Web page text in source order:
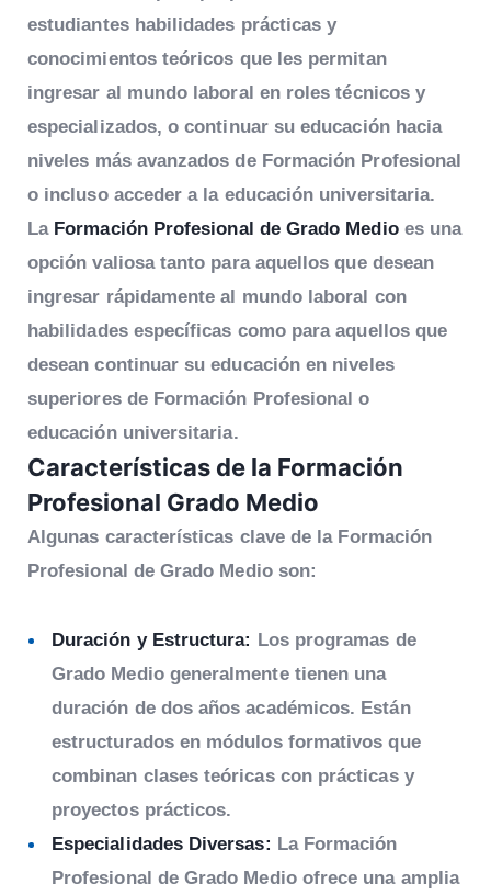
estudiantes habilidades prácticas y
conocimientos teóricos que les permitan
ingresar al mundo laboral en roles técnicos y
especializados, o continuar su educación hacia
niveles más avanzados de Formación Profesional
o incluso acceder a la educación universitaria.
La Formación Profesional de Grado Medioes una
opción valiosa tanto para aquellos que desean
ingresar rápidamente al mundo laboral con
habilidades específicas como para aquellos que
desean continuar su educación en niveles
superiores de Formación Profesional o
educación universitaria.
Características de la Formación
Profesional Grado Medio
Algunas características clave de la Formación
Profesional de Grado Medio son:
Duración y Estructura: Los programas de
Grado Medio generalmente tienen una
duración de dos años académicos. Están
estructurados en módulos formativos que
combinan clases teóricas con prácticas y
proyectos prácticos.
Especialidades Diversas: La Formación
Profesional de Grado Medio ofrece una amplia